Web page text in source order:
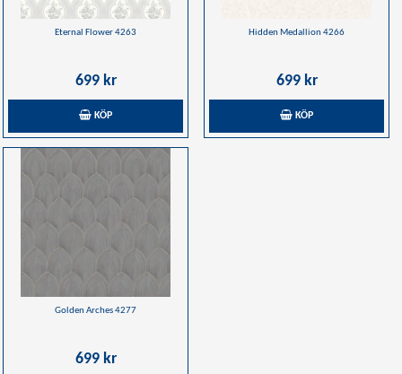
Eternal Flower 4263
699 kr
KÖP
Hidden Medallion 4266
699 kr
KÖP
Golden Arches 4277
699 kr